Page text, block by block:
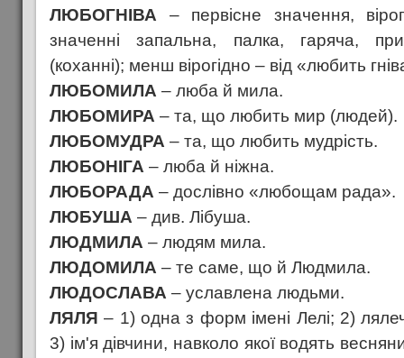
ЛЮБОГНІВА – первісне значення,
значенні запальна, палка, гаряча,
(коханні); менш вірогідно – від «любить
ЛЮБОМИЛА – люба й мила.
ЛЮБОМИРА – та, що любить мир (людей).
ЛЮБОМУДРА – та, що любить мудрість.
ЛЮБОНІГА – люба й ніжна.
ЛЮБОРАДА – дослівно «любощам рада».
ЛЮБУША – див. Лібуша.
ЛЮДМИЛА – людям мила.
ЛЮДОМИЛА – те саме, що й Людмила.
ЛЮДОСЛАВА – уславлена людьми.
ЛЯЛЯ – 1) одна з форм імені Лелі; 2)
3) ім'я дівчини, навколо якої водять